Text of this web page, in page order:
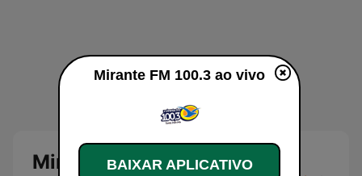
Mirante FM 100.3
Mirante FM 100.3 ao vivo
BAIXAR APLICATIVO